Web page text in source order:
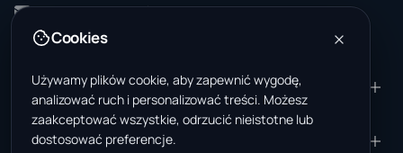
support@wastemarkt.com
office@wastemarkt.com
PRODUKT
Marketplace
Materiały — sprzedaż
ZASOBY
Akademia dostawcy
FIRMA
Cookies
Używamy plików cookie, aby zapewnić wygodę,
analizować ruch i personalizować treści. Możesz
zaakceptować wszystkie, odrzucić nieistotne lub
dostosować preferencje.